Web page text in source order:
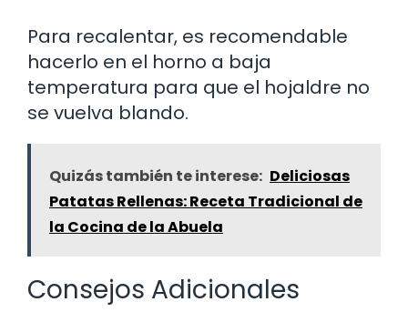
Para recalentar, es recomendable
hacerlo en el horno a baja
temperatura para que el hojaldre no
se vuelva blando.
Quizás también te interese: Deliciosas
Patatas Rellenas: Receta Tradicional de
la Cocina de la Abuela
Consejos Adicionales